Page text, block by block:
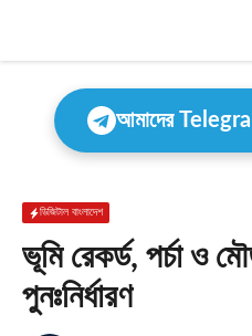
Menu
আমাদের
ডিজিটাল বাংলাদেশ
ভূমি রেকর্ড, পর্চা ও
পুনঃনির্ধারণ